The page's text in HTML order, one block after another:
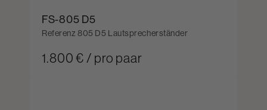
FS-805 D5
Referenz 805 D5 Lautsprecherständer
1.800 € / pro paar